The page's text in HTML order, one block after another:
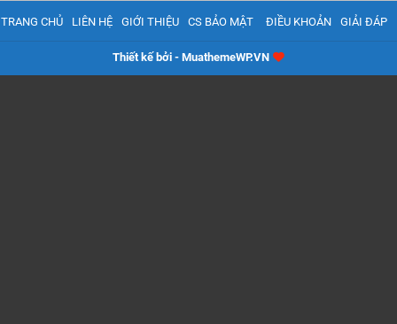
TRANG CHỦ LIÊN HỆ GIỚI THIỆU CS BẢO MẬT ĐIỀU KHOẢN GIẢI ĐÁP
Thiết kế bởi - MuathemeWP.VN